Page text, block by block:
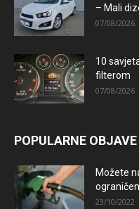
– Mali
07/08/2026
10
filterom
07/08/2026
POPULARNE OBJAVE
Možete
23/10/2022